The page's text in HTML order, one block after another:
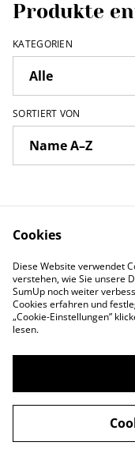
Produkte
KATEGORIEN
SORTIERT VON
Du hast
©2026WonDerful
Cookies
Diese Website verwendet
verstehen, wie Sie unsere
SumUp noch weiter
Cookies erfahren und
„Cookie-Einstellungen”
lesen.